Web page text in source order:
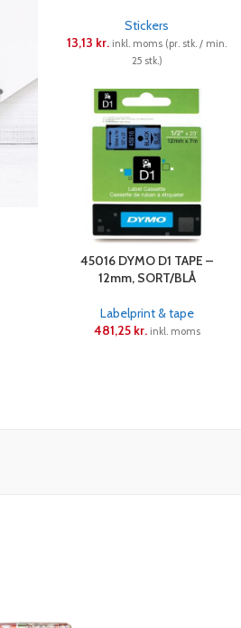
Stickers
13,13 kr. inkl. moms (pr. stk. / min.
25 stk.)
45016 DYMO D1 TAPE –
12mm, SORT/BLÅ
Labelprint & tape
481,25 kr. inkl. moms